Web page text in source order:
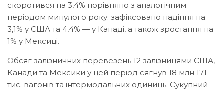
скоротився на 3,4% порівняно з аналогічним
періодом минулого року: зафіксовано падіння на
3,1% у США та 4,4% — у Канаді, а також зростання на
1% у Мексиці.
Обсяг залізничних перевезень 12 залізницями США,
Канади та Мексики у цей період сягнув 18 млн 171
тис. вагонів та інтермодальних одиниць. Сукупний